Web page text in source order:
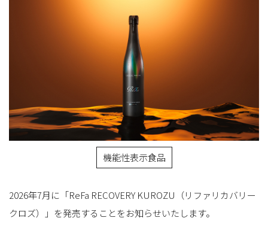
機能性表示食品
2026年7月に「ReFa RECOVERY KUROZU（リファリカバリー
クロズ）」を発売することをお知らせいたします。